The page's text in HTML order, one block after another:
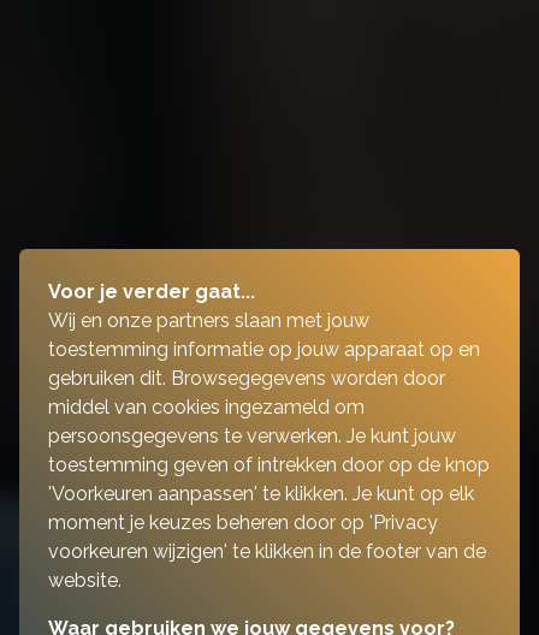
Voor je verder gaat...
Wij en onze partners slaan met jouw
toestemming informatie op jouw apparaat op en
gebruiken dit. Browsegegevens worden door
middel van cookies ingezameld om
persoonsgegevens te verwerken. Je kunt jouw
toestemming geven of intrekken door op de knop
'Voorkeuren aanpassen' te klikken. Je kunt op elk
moment je keuzes beheren door op 'Privacy
voorkeuren wijzigen' te klikken in de footer van de
website.
Waar gebruiken we jouw gegevens voor?